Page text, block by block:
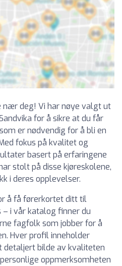
nær deg! Vi har nøye valgt ut
for å sikre at du får
er nødvendig for å bli en
fokus på kvalitet og
basert på erfaringene
stolt på disse kjøreskolene,
i deres opplevelser.
å få førerkortet ditt til
i vår katalog finner du
fagfolk som jobber for å
Hver profil inneholder
detaljert bilde av kvaliteten
oppmerksomheten